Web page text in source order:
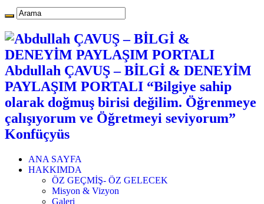
Abdullah ÇAVUŞ – BİLGİ & DENEYİM
PAYLAŞIM PORTALI “Bilgiye sahip
olarak doğmuş birisi değilim. Öğrenmeye
çalışıyorum ve Öğretmeyi seviyorum”
Konfüçyüs
ANA SAYFA
HAKKIMDA
ÖZ GEÇMİŞ- ÖZ GELECEK
Misyon & Vizyon
Galeri